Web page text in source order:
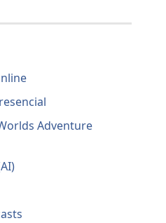
Adventure